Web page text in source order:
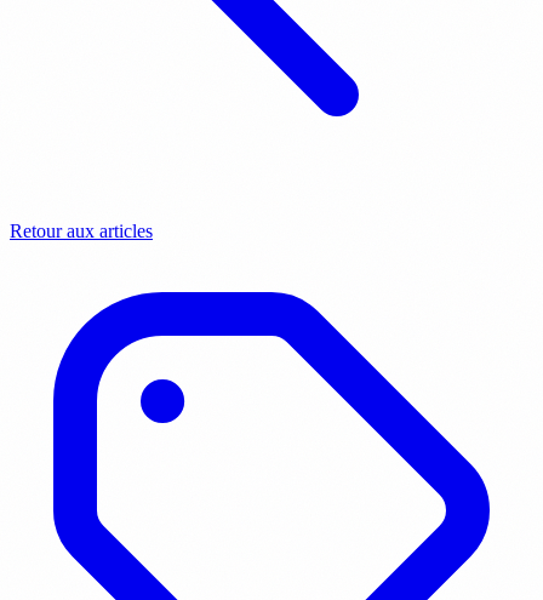
Retour aux articles